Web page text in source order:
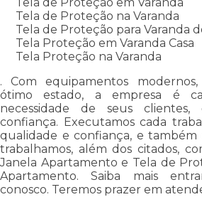
Tela de Proteção na Varanda
Tela de Proteção para Varanda
Tela Proteção em Varanda Casa
Tela Proteção na Varanda
. Com equipamentos
ótimo estado, a empresa é
necessidade de seus clientes,
confiança. Executamos cada
qualidade e confiança, e também
trabalhamos, além dos citados,
Janela Apartamento e Tela de
Apartamento. Saiba mais
conosco. Teremos prazer em